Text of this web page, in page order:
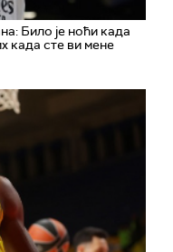
Било је ноћи када
када сте ви мене